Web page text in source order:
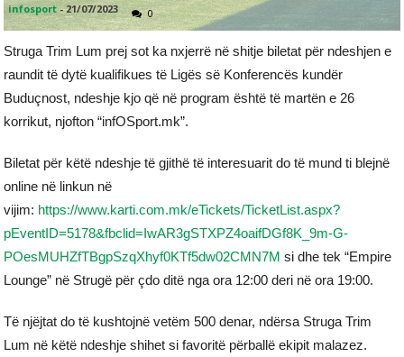
infosport -21/07/2023 0
Struga Trim Lum prej sot ka nxjerrë në shitje biletat për ndeshjen e
raundit të dytë kualifikues të Ligës së Konferencës kundër
Buduçnost, ndeshje kjo që në program është të martën e 26
korrikut, njofton “infOSport.mk”.
Biletat për këtë ndeshje të gjithë të interesuarit do të mund ti blejnë
online në linkun në
vijim: https://www.karti.com.mk/eTickets/TicketList.aspx?
pEventID=5178&fbclid=IwAR3gSTXPZ4oaifDGf8K_9m-G-
POesMUHZfTBgpSzqXhyf0KTf5dw02CMN7M si dhe tek “Empire
Lounge” në Strugë për çdo ditë nga ora 12:00 deri në ora 19:00.
Të njëjtat do të kushtojnë vetëm 500 denar, ndërsa Struga Trim
Lum në këtë ndeshje shihet si favoritë përballë ekipit malazez.